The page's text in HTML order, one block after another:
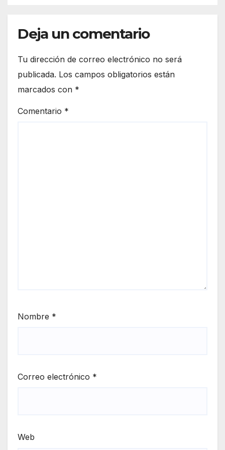
Deja un comentario
Tu dirección de correo electrónico no será
publicada. Los campos obligatorios están
marcados con *
Comentario *
Nombre *
Correo electrónico *
Web